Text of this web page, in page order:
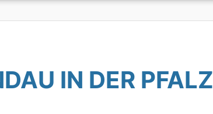
IN DER PFALZ